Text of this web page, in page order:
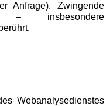
Anfrage). Zwingende
– insbesondere
Webanalysedienstes